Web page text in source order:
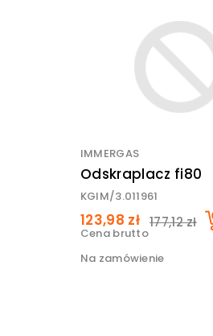
IMMERGAS
Odskraplacz fi80
KGIM/3.011961
123,98 zł
Cena brutto
177,12 zł
Na zamówienie